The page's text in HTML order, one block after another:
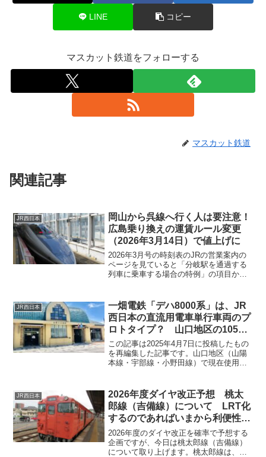
LINE コピー
マスカット鉄道をフォローする
マスカット鉄道
関連記事
JR西日本
岡山から呉線へ行く人は要注意！
広島乗り換えの運賃ルール変更
（2026年3月14日）で値上げに
2026年3月号の時刻表のJRの営業案内の
ページを見ていると「分岐駅を通過する
列車に乗車する場合の特例」の項目か
いました。最初は、なぜ消えたのか分か
りませんでしたが調べてみると岡山方面
からは影響があることが分かりました。
ポイントは、旅客営業規則第160条の5が
変更されたことが関係あるようです。な
お、この変更により岡山だけでなく三原
駅以東から山陽新幹線・東海道新幹線を
利用する際は運賃が変更になる可能性が
JR西日本
一畑電鉄「デハ8000系」は、JR
西日本の直流用電車単行車両のプ
ロトタイプ？ 山口地区の105
系・123系置き換え用か？
この記事は2025年4月7日に投稿したもの
を再編集した記事です。山口地区（山陽
本線・宇部線・小野田線）で現在使用さ
えについて一畑電鉄で投入された8000系
が後藤総合車両所で製作されたため山口
地区にも使われるのではないかと思い記
事にしてみました。
JR西日本
2026年度ダイヤ改正予想 桃太
郎線（吉備線）について LRT化
するのであればいまから利便性の
向上を！
2026年度のダイヤ改正を確率で予想する
企画ですが、今日は桃太郎線（吉備線）
について取り上げます。桃太郎線は、日